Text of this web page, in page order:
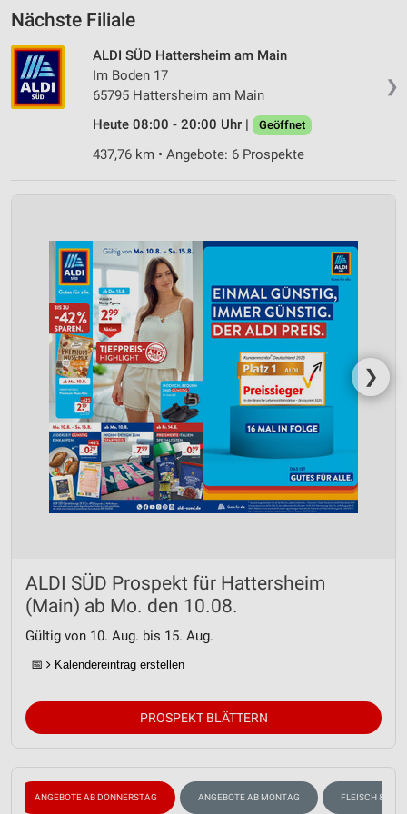
Nächste Filiale
❯
ALDI SÜD Hattersheim am Main
Im Boden 17
65795 Hattersheim am Main
Heute 08:00 - 20:00 Uhr |
Geöffnet
437,76 km • Angebote: 6 Prospekte
❯
ALDI SÜD Prospekt für Hattersheim
(Main) ab Mo. den 10.08.
Gültig von 10. Aug. bis 15. Aug.
📅 Kalendereintrag erstellen
PROSPEKT BLÄTTERN
ANGEBOTE AB DONNERSTAG ANGEBOTE AB MONTAG FLEISCH &